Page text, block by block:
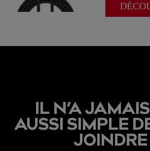
IL N’A
AUSSI SIMPLE
JOINDRE